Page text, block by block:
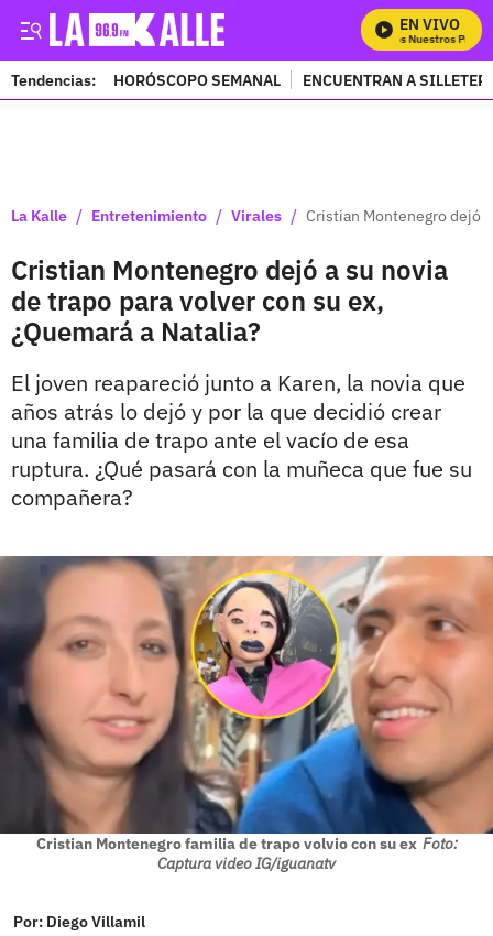
EN VIVO
Mira Todos Nuestros
Tendencias: HORÓSCOPO SEMANAL ENCUENTRAN A
La Kalle / Entretenimiento / Virales / Cristian Montenegro dejó
Cristian Montenegro dejó a su novia
de trapo para volver con su ex,
¿Quemará a Natalia?
El joven reapareció junto a Karen, la novia que
años atrás lo dejó y por la que decidió crear
una familia de trapo ante el vacío de esa
ruptura. ¿Qué pasará con la muñeca que fue su
compañera?
Cristian Montenegro familia de trapo volvio con su ex Foto:
Captura video IG/iguanatv
Por: Diego Villamil